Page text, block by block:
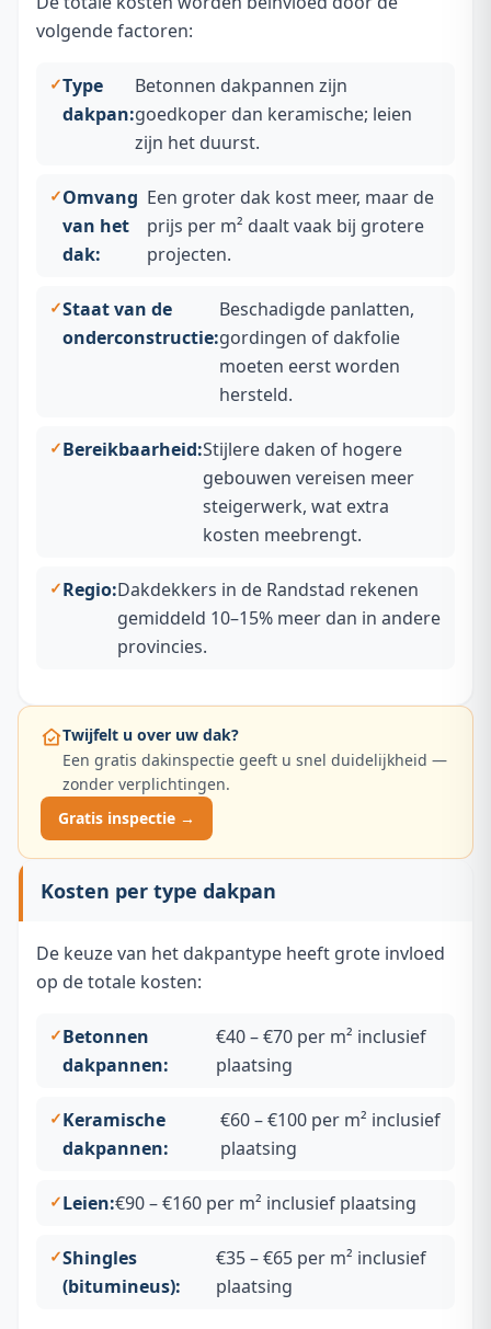
volgende factoren:
Type
dakpan:
Betonnen dakpannen zijn
goedkoper dan keramische; leien
zijn het duurst.
Omvang
van het
dak:
Een groter dak kost meer, maar de
prijs per m² daalt vaak bij grotere
projecten.
Staat van de
onderconstructie:
Beschadigde panlatten,
gordingen of dakfolie
moeten eerst worden
hersteld.
Bereikbaarheid:Stijlere daken of hogere
gebouwen vereisen meer
steigerwerk, wat extra
kosten meebrengt.
Regio:Dakdekkers in de Randstad rekenen
gemiddeld 10–15% meer dan in andere
provincies.
Twijfelt u over uw dak?
Een gratis dakinspectie geeft u snel duidelijkheid —
zonder verplichtingen.
Gratis inspectie →
Kosten per type dakpan
De keuze van het dakpantype heeft grote invloed
op de totale kosten:
Betonnen
dakpannen:
€40 – €70 per m² inclusief
plaatsing
Keramische
dakpannen:
€60 – €100 per m² inclusief
plaatsing
Leien:€90 – €160 per m² inclusief plaatsing
Shingles
(bitumineus):
€35 – €65 per m² inclusief
plaatsing